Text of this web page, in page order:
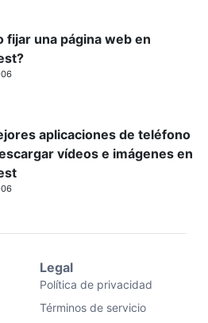
fijar una página web en
aplicaciones de teléfono
vídeos e imágenes en
Legal
Política de privacidad
Términos de servicio